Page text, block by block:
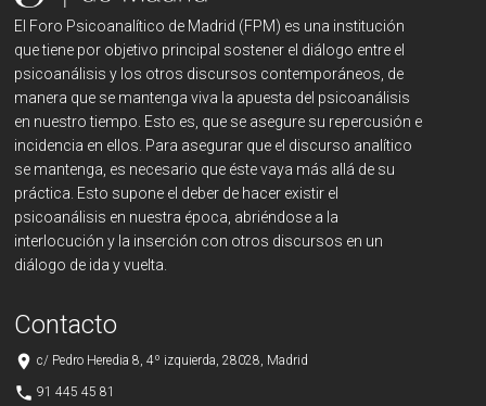
El Foro Psicoanalítico de Madrid (FPM) es una institución
que tiene por objetivo principal sostener el diálogo entre el
psicoanálisis y los otros discursos contemporáneos, de
manera que se mantenga viva la apuesta del psicoanálisis
en nuestro tiempo. Esto es, que se asegure su repercusión e
incidencia en ellos. Para asegurar que el discurso analítico
se mantenga, es necesario que éste vaya más allá de su
práctica. Esto supone el deber de hacer existir el
psicoanálisis en nuestra época, abriéndose a la
interlocución y la inserción con otros discursos en un
diálogo de ida y vuelta.
Contacto
place c/ Pedro Heredia 8, 4º izquierda, 28028, Madrid
phone 91 445 45 81